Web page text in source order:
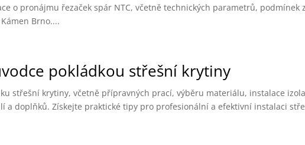
o pronájmu řezaček spár NTC, včetně technických parametrů, podmínek
Brno....
pokládkou střešní krytiny
střešní krytiny, včetně přípravných prací, výběru materiálu, instalace
a doplňků. Získejte praktické tipy pro profesionální a efektivní instalaci